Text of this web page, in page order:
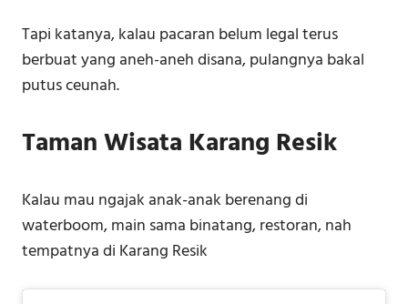
Tapi katanya, kalau pacaran belum legal terus
berbuat yang aneh-aneh disana, pulangnya bakal
putus ceunah.
Taman Wisata Karang Resik
Kalau mau ngajak anak-anak berenang di
waterboom, main sama binatang, restoran, nah
tempatnya di Karang Resik